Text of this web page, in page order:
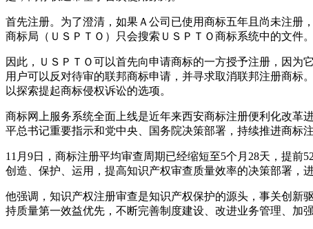
首先注册。为了澄清，如果Ａ公司已使用商标五年且尚未注册
商标局（ＵＳＰＴＯ）只会搜索ＵＳＰＴＯ商标系统中的文件
因此，ＵＳＰＴＯ可以首先向申请商标的一方授予注册，因
用户可以反对待审的联邦商标申请，并寻求取消联邦注册商
以探索提起商标侵权诉讼的选项。
商标网上服务系统全面上线是近年来西安商标注册便利化改革
平总书记重要指示和党中央、国务院决策部署，持续推进商标
11月9日，商标注册平均审查周期已经缩短至5个月28天，提
创造、保护、运用，提高知识产权审查质量效率的决策部署，
他强调，知识产权注册审查是知识产权保护的源头，事关创新
持质量第一效益优先，不断完善制度建设、改进业务管理、加